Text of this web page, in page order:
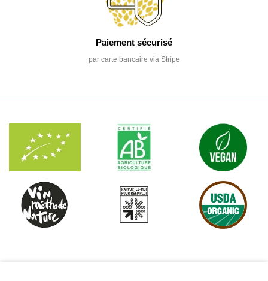
Paiement sécurisé
par carte bancaire via Stripe